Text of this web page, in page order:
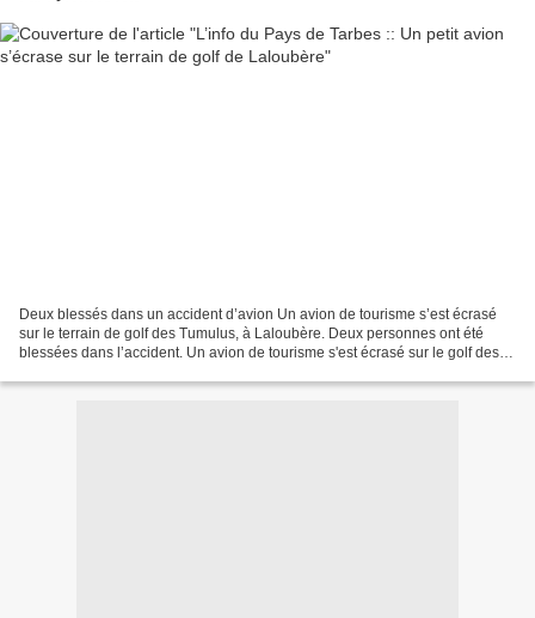
Deux blessés dans un accident d’avion Un avion de tourisme s’est écrasé
sur le terrain de golf des Tumulus, à Laloubère. Deux personnes ont été
blessées dans l’accident. Un avion de tourisme s'est écrasé sur le golf des